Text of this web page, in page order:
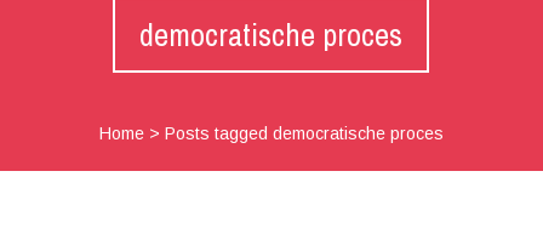
democratische proces
Home> Posts tagged democratische proces